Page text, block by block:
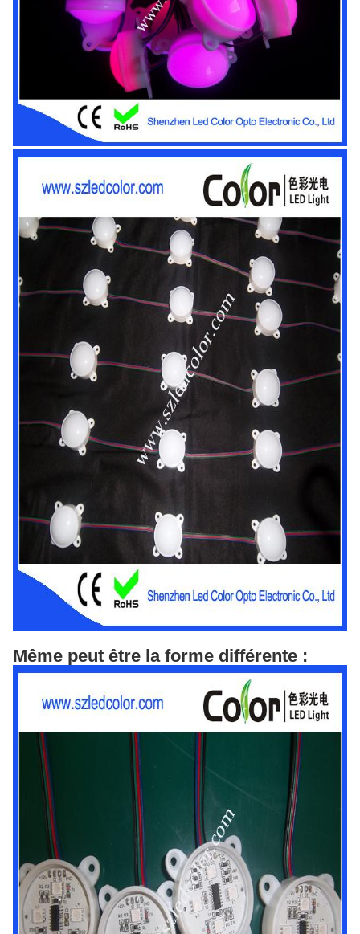
Même peut être la forme différente :